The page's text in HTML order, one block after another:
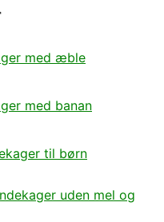
med æble
med banan
til børn
uden mel og